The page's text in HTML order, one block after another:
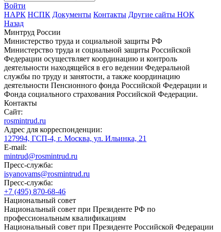
Войти
НАРК НСПК Документы Контакты Другие сайты НОК
Назад
Минтруд России
Министерство труда и социальной защиты РФ
Министерство труда и социальной защиты Российской
Федерации осуществляет координацию и контроль
деятельности находящейся в его ведении Федеральной
службы по труду и занятости, а также координацию
деятельности Пенсионного фонда Российской Федерации и
Фонда социального страхования Российской Федерации.
Контакты
Сайт:
rosmintrud.ru
Адрес для корреспонденции:
127994, ГСП-4, г. Москва, ул. Ильинка, 21
E-mail:
mintrud@rosmintrud.ru
Пресс-служба:
isyanovams@rosmintrud.ru
Пресс-служба:
+7 (495) 870-68-46
Национальный совет
Национальный совет при Президенте РФ по
профессиональным квалификациям
Национальный совет при Президенте Российской Федерации